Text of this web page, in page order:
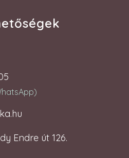
Endre út 126.